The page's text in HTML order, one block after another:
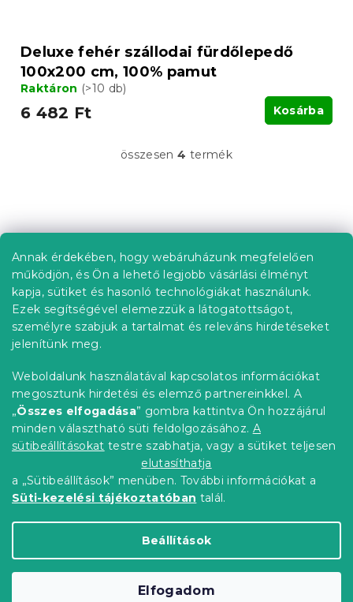
Annak érdekében, hogy webáruházunk megfelelően
működjön, és Ön a lehető legjobb vásárlási élményt
kapja, sütiket és hasonló technológiákat használunk.
Ezek segítségével elemezzük a látogatottságot,
személyre szabjuk a tartalmat és releváns hirdetéseket
jelenítünk meg.
Weboldalunk használatával kapcsolatos információkat
megosztunk hirdetési és elemző partnereinkkel. A
„Összes elfogadása” gombra kattintva Ön hozzájárul
minden választható süti feldolgozásához. A
sütibeállításokat testre szabhatja, vagy a sütiket teljesen
elutasíthatja
a „Sütibeállítások” menüben. További információkat a
Süti-kezelési tájékoztatóban talál.
Beállítások
Elfogadom
Deluxe fehér szállodai fürdőlepedő
100x200 cm, 100% pamut
Raktáron (>10 db)
6 482 Ft Kosárba
L
a
i
r
á
n
y
í
t
e
l
e
m
e
i
összesen4 termék
á
Információ az Ön számára
Rendelés követése
Szállítási lehetőségek
Fizetési lehetőségek
Reklamáció és áruvisszaküldés
Elérhetőség
Általános szerződési feltételek
Adatvédelmi nyilatkozat
Blog
Partnereinknek
Copyright 2026Elerheto otthon. Minden jog
Süti beállítások szerkesztése